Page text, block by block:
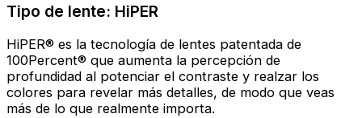
Tipo de lente: HiPER
HiPER® es la tecnología de lentes patentada de
100Percent® que aumenta la percepción de
profundidad al potenciar el contraste y realzar los
colores para revelar más detalles, de modo que veas
más de lo que realmente importa.